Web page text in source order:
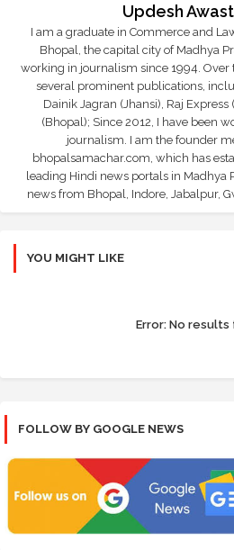
Updesh
I am a graduate in Commerce and
Bhopal, the capital city of Madhya
working in journalism since 1994. Over
several prominent publications,
Dainik Jagran (Jhansi), Raj Express
(Bhopal); Since 2012, I have been
journalism. I am the founder
bhopalsamachar.com, which has
leading Hindi news portals in Madhya
news from Bhopal, Indore, Jabalpur,
YOU MIGHT LIKE
Error: No results
FOLLOW BY GOOGLE NEWS